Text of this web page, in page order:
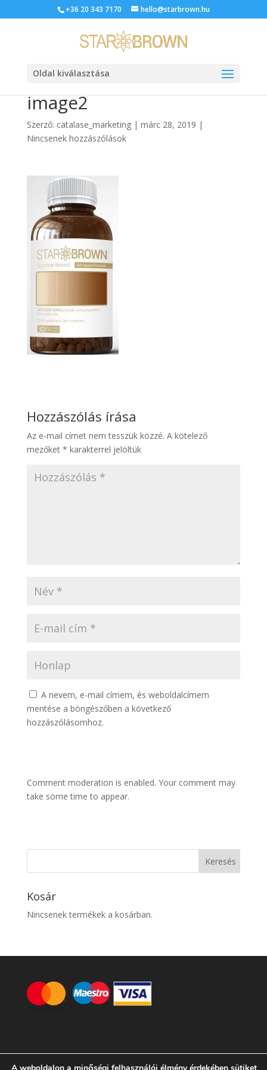
+36 20 343 7170 hello@starbrown.hu
Oldal kiválasztása
image2
Szerző: catalase_marketing| márc 28, 2019 |
Nincsenek hozzászólások
Hozzászólás írása
Az e-mail címet nem tesszük közzé. A kötelező
mezőket * karakterrel jelöltük
A nevem, e-mail címem, és weboldalcímem
mentése a böngészőben a következő
hozzászólásomhoz.
Comment moderation is enabled. Your comment may
take some time to appear.
Kosár
Nincsenek termékek a kosárban.